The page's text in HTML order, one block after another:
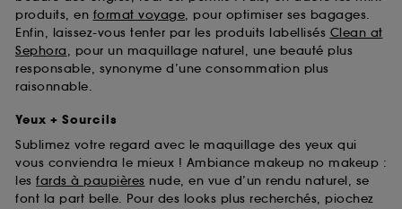
produits, en format voyage, pour optimiser ses bagages.
Enfin, laissez-vous tenter par les produits labellisés Clean at
Sephora, pour un maquillage naturel, une beauté plus
responsable, synonyme d’une consommation plus
raisonnable.
Yeux + Sourcils
Sublimez votre regard avec le maquillage des yeux qui
vous conviendra le mieux ! Ambiance makeup no makeup :
les fards à paupières nude, en vue d’un rendu naturel, se
font la part belle. Pour des looks plus recherchés, piochez